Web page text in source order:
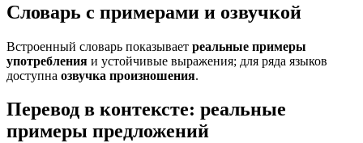
Словарь с примерами и озвучкой
Встроенный словарь показывает реальные примеры
употребления и устойчивые выражения; для ряда языков
доступна озвучка произношения.
Перевод в контексте: реальные
примеры предложений